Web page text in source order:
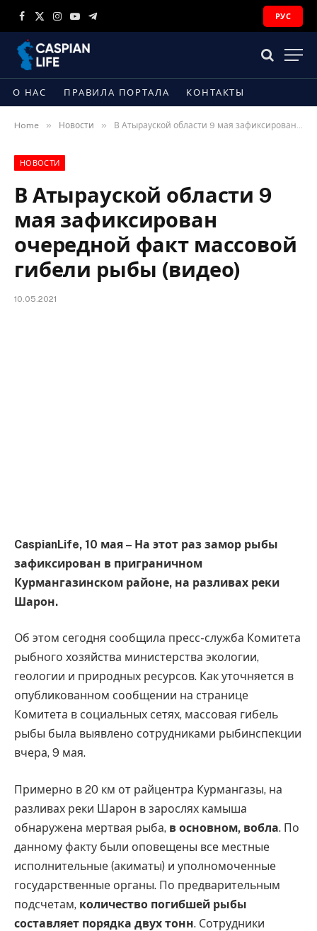
Facebook
X
Instagram
YouTubeTelegram
РУС
О НАС ПРАВИЛА ПОРТАЛА КОНТАКТЫ
Home » Новости » В Атырауской области 9 мая зафиксирован очередной факт массовой гибели рыбы (видео)
НОВОСТИ
В Атырауской области 9
мая зафиксирован
очередной факт массовой
гибели рыбы (видео)
10.05.2021
CaspianLife, 10 мая – На этот раз замор рыбы
зафиксирован в приграничном
Курмангазинском районе, на разливах реки
Шарон.
Об этом сегодня сообщила пресс-служба Комитета
рыбного хозяйства министерства экологии,
геологии и природных ресурсов. Как уточняется в
опубликованном сообщении на странице
Комитета в социальных сетях, массовая гибель
рыбы была выявлено сотрудниками рыбинспекции
вчера, 9 мая.
Примерно в 20 км от райцентра Курмангазы, на
разливах реки Шарон в зарослях камыша
обнаружена мертвая рыба, в основном, вобла. По
данному факту были оповещены все местные
исполнительные (акиматы) и уполномоченные
государственные органы. По предварительным
подсчетам, количество погибшей рыбы
составляет порядка двух тонн. Сотрудники